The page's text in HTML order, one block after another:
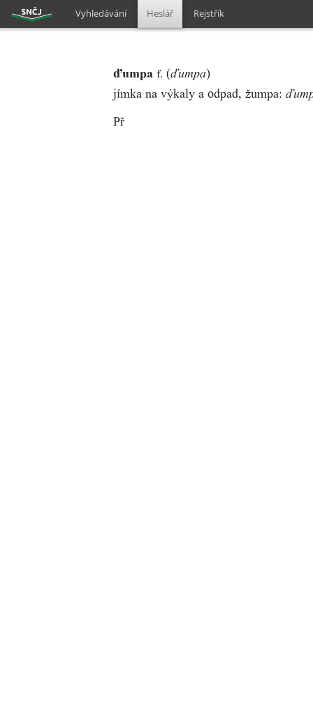
Vyhledávání Heslář Rejstřík
ďumpa f. (ďumpa)
jímka na výkaly a odpad, žumpa:
Př